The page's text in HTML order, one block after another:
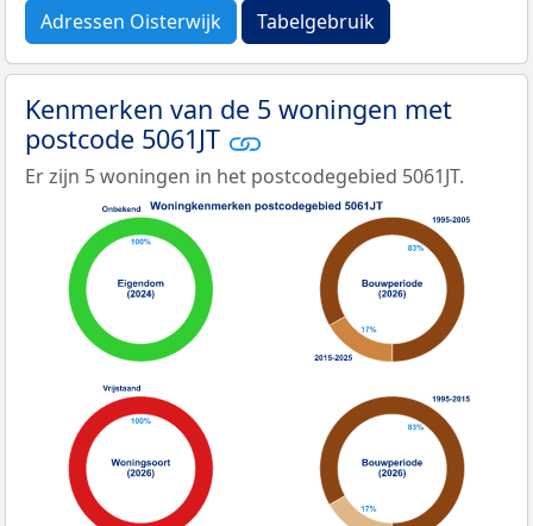
Adressen Oisterwijk Tabelgebruik
Kenmerken van de 5 woningen met
postcode 5061JT
Er zijn 5 woningen in het postcodegebied 5061JT.